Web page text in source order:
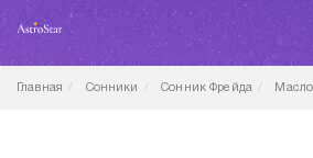
Главная Сонники Сонник Фрейда Масло